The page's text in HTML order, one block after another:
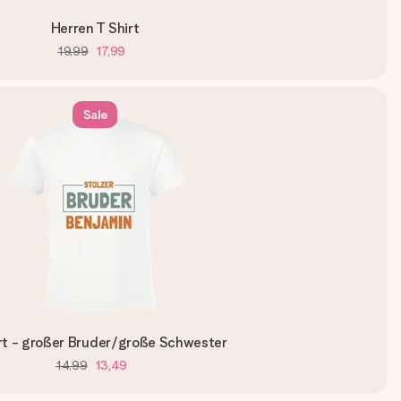
Herren T Shirt
19,99 17,99
Sale
- großer Bruder/große Schwester
14,99 13,49